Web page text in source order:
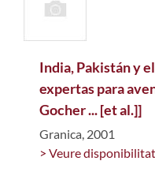
India, Pakistán y
expertas para
Gocher ... [et al.]]
Granica, 2001
> Veure